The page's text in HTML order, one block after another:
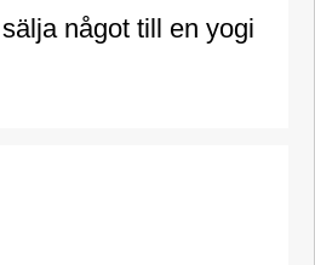
något till en yogi